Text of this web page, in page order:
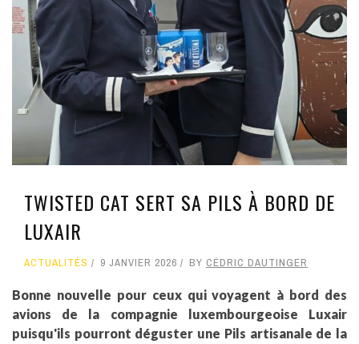
TWISTED CAT SERT SA PILS À BORD DE
LUXAIR
ACTUALITÉS 9 JANVIER 2026 BY CÉDRIC DAUTINGER
Bonne nouvelle pour ceux qui voyagent à bord des
avions de la compagnie luxembourgeoise Luxair
puisqu'ils pourront déguster une Pils artisanale de la